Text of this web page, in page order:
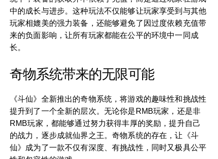
中的成长与进步。这种玩法不仅能够让玩家享受到与其他
玩家相媲美的强力装备，还能够避免了因过度依赖充值带
来的负面影响，让所有玩家都能在公平的环境中一同成
长。
奇物系统带来的无限可能
《斗仙》全新推出的奇物系统，将游戏的趣味性和挑战性
提升到了一个全新的层次。无论你是RMB玩家，还是非
RMB玩家，都能够通过努力获得丰厚的奖励，提升自己
的战力，逐步成就仙界之王。奇物系统的存在，让《斗
仙》成为了一款不仅有深度、有挑战性，同时又极具公平